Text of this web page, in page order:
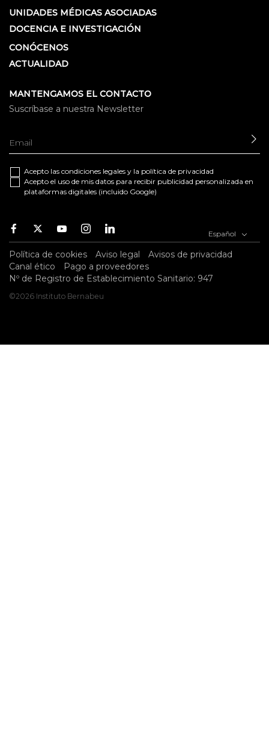
UNIDADES MÉDICAS ASOCIADAS
DOCENCIA E INVESTIGACIÓN
CONÓCENOS
ACTUALIDAD
MANTENGAMOS EL CONTACTO
Suscríbase a nuestra Newsletter
Acepto las condiciones legales y la política de privacidad
Acepto el uso de mis datos para recibir publicidad personalizada en
plataformas digitales (incluido Google)
Facebook
TwitterYoutubeInstagramYoutube Español
Política de cookies Aviso legal
Avisos de privacidad
Canal ético
Pago a proveedores
Nº de Registro de Establecimiento Sanitario: 947
©2026 Instituto Bernabeu